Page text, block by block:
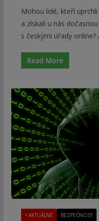
Mohou lidé, kteří
a získali u nás
s českými úřady online?
Read More
• AKTUÁLNĚ BEZPEČNOST